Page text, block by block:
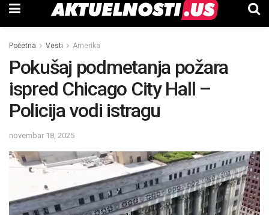
Početna Vesti Amerika
Pokušaj podmetanja požara
ispred Chicago City Hall –
Policija vodi istragu
novembar 18, 2025